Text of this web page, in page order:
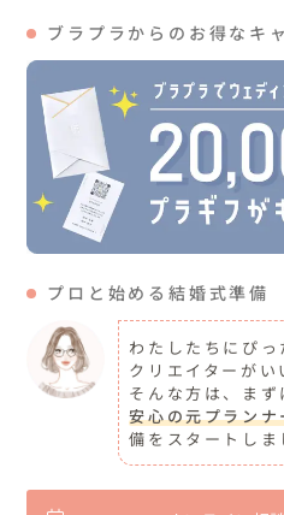
ブラプラからのお得なキ
プロと始める結婚式準備
わたしたちにぴ
クリエイターがい
そんな方は、まず
安心の元プランナ
備をスタートしま